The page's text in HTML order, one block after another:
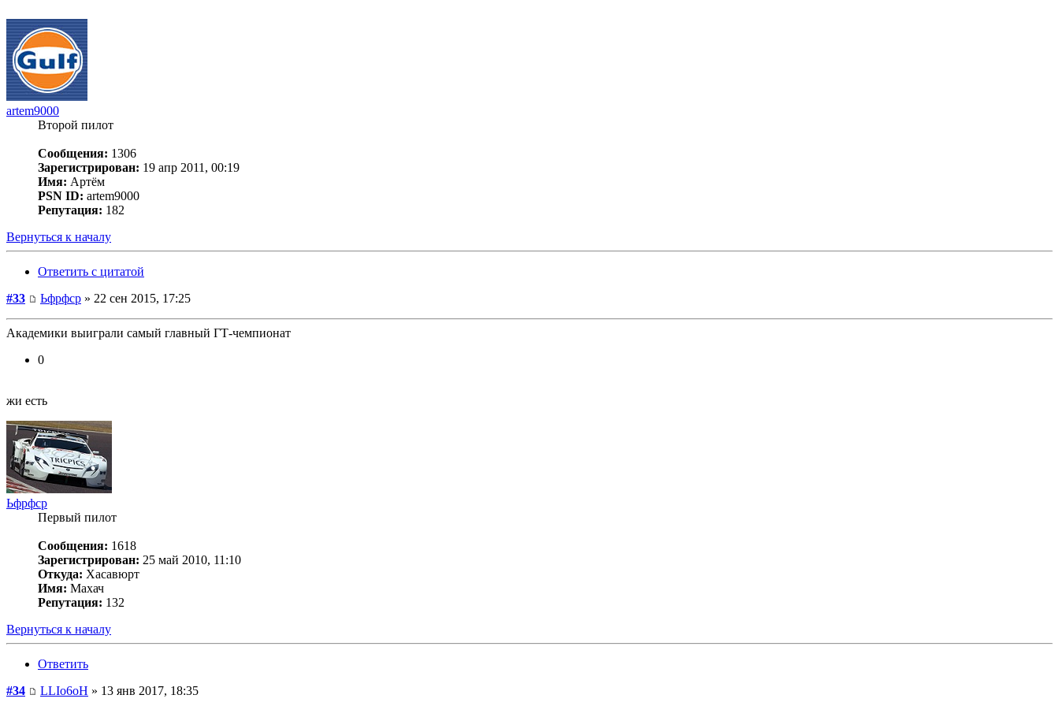
artem9000
Второй пилот
Сообщения: 1306
Зарегистрирован: 19 апр 2011, 00:19
Имя: Артём
PSN ID: artem9000
Репутация: 182
Вернуться к началу
Ответить с цитатой
#33
Ьфрфср » 22 сен 2015, 17:25
Академики выиграли самый главный ГТ-чемпионат
0
жи есть
Ьфрфср
Первый пилот
Сообщения: 1618
Зарегистрирован: 25 май 2010, 11:10
Откуда: Хасавюрт
Имя: Махач
Репутация: 132
Вернуться к началу
Ответить
#34
LLIo6oH » 13 янв 2017, 18:35